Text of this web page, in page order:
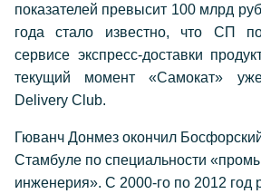
показателей превысит 100 млрд
года стало известно, что СП
сервисе экспресс-доставки
текущий момент «Самокат»
Delivery Club.
Гюванч Донмез окончил
Стамбуле по специальности
инженерия». С 2000-го по 2012 год